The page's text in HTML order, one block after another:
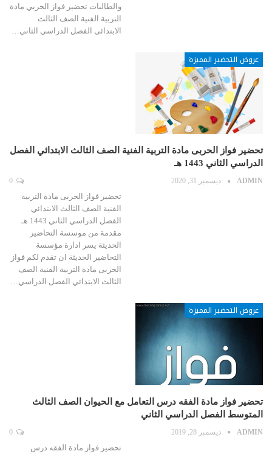
والطالبات تحضير فواز الحربي مادة
التربية الفنية الصف الثالث
الابتدائى الفصل الدراسي الثاني…
عروض التحضير المميزة
تحضير فواز الحربى مادة التربية الفنية الصف الثالث الابتدائي الفصل
الدراسي الثاني 1443 هـ
ADMIN ديسمبر 31, 2020
تحضير فواز الحربى مادة التربية
الفنية الصف الثالث الابتدائي
الفصل الدراسي الثاني 1443 هـ
مقدمة من موسسة التحاضير
الحديثة يسر ادارة مؤسسة
التحاضير الحديثة ان تقدم لكم فواز
الحربى مادة التربية الفنية الصف
الثالث الابتدائي الفصل الدراسي…
عروض التحضير المميزة
تحضير فواز مادة الفقه درس التعامل مع الحيوان الصف الثالث
المتوسط الفصل الدراسي الثاني
ADMIN ديسمبر 28, 2019
تحضير فواز مادة الفقه درس